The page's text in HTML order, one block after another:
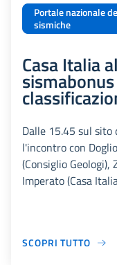
Portale nazionale
sismiche
Casa Italia
Dalle 15.45 sul sito
l'incontro con
(Consiglio Geologi),
Imperato (Casa
SCOPRI TUTTO